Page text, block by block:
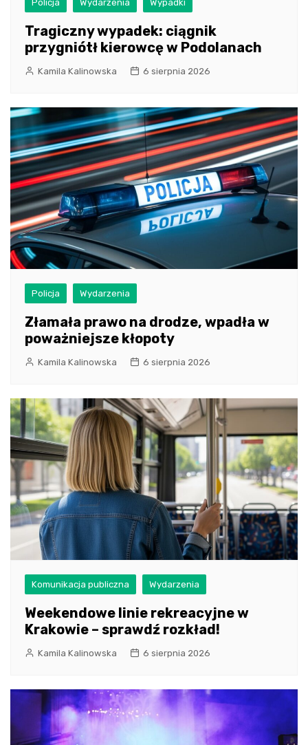
Policja Wydarzenia Wypadki
Tragiczny wypadek: ciągnik
przygniótł kierowcę w Podolanach
Kamila Kalinowska 6 sierpnia 2026
Policja Wydarzenia
Złamała prawo na drodze, wpadła w
poważniejsze kłopoty
Kamila Kalinowska 6 sierpnia 2026
Komunikacja publiczna Wydarzenia
Weekendowe linie rekreacyjne w
Krakowie – sprawdź rozkład!
Kamila Kalinowska 6 sierpnia 2026